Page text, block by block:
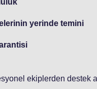
yerinde temini
ekiplerden destek